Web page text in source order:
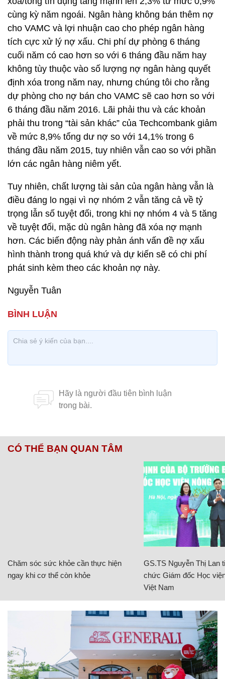
cùng kỳ năm ngoái. Ngân hàng không bán thêm nợ
cho VAMC và lợi nhuận cao cho phép ngân hàng
tích cực xử lý nợ xấu. Chi phí dự phòng 6 tháng
cuối năm có cao hơn so với 6 tháng đầu năm hay
không tùy thuộc vào số lượng nợ ngân hàng quyết
định xóa trong năm nay, nhưng chúng tôi cho rằng
dự phòng cho nợ bán cho VAMC sẽ cao hơn so với
6 tháng đầu năm 2016. Lãi phải thu và các khoản
phải thu trong “tài sản khác” của Techcombank giảm
về mức 8,9% tổng dư nợ so với 14,1% trong 6
tháng đầu năm 2015, tuy nhiên vẫn cao so với phần
lớn các ngân hàng niêm yết.
Tuy nhiên, chất lượng tài sản của ngân hàng vẫn là
điều đáng lo ngại vì nợ nhóm 2 vẫn tăng cả về tỷ
trọng lẫn số tuyệt đối, trong khi nợ nhóm 4 và 5 tăng
về tuyệt đối, mặc dù ngân hàng đã xóa nợ mạnh
hơn. Các biến động này phản ánh vấn đề nợ xấu
hình thành trong quá khứ và dự kiến sẽ có chi phí
phát sinh kèm theo các khoản nợ này.
Nguyễn Tuân
CÓ THỂ BẠN QUAN TÂM
Chăm sóc sức khỏe cần thực hiện
ngay khi cơ thể còn khỏe
GS.TS Nguyễn Thị Lan
chức Giám đốc Học
Việt Nam